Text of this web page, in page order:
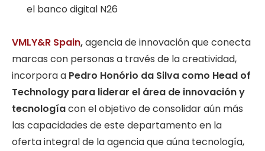
el banco digital N26
VMLY&R Spain,agencia de innovación que conecta
marcas con personas a través de la creatividad,
incorpora a Pedro Honório da Silva como Head of
Technology para liderar el área de innovación y
tecnologíacon el objetivo de consolidar aún más
las capacidades de este departamento en la
oferta integral de la agencia que aúna tecnología,